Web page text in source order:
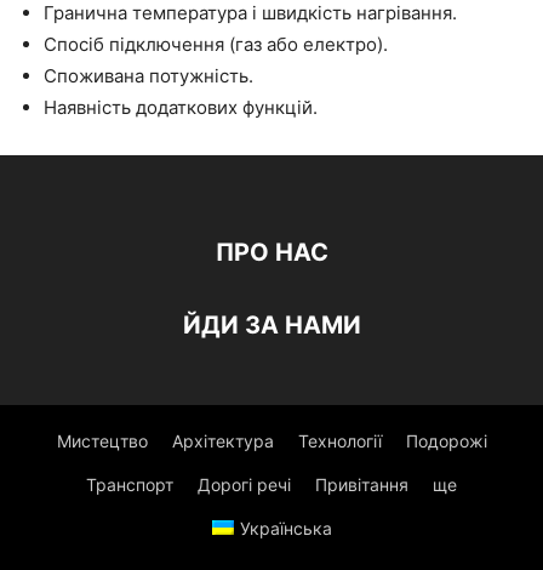
Гранична температура і швидкість нагрівання.
Спосіб підключення (газ або електро).
Споживана потужність.
Наявність додаткових функцій.
ПРО НАС
ЙДИ ЗА НАМИ
Мистецтво Архітектура Технології Подорожі
Транспорт Дорогі речі Привітання ще
Українська